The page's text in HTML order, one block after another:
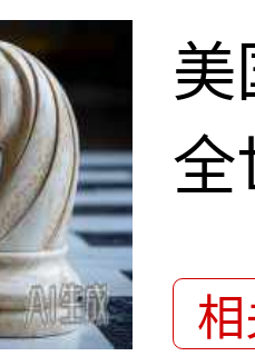
美
全